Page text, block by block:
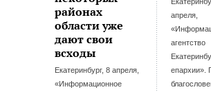
районах
области уже
дают свои
всходы
Екатеринбург, 8 апреля,
«Информационное
апреля,
агентство
епархии».